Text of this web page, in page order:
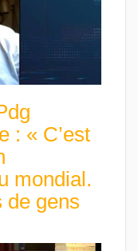
: « C’est
mondial.
de gens